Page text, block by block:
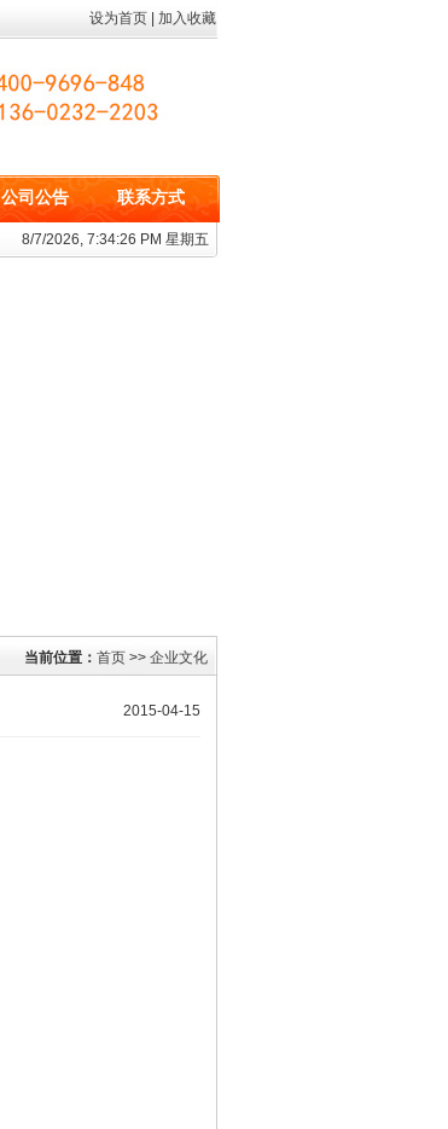
设为首页 加入收藏
公司公告 联系方式
8/7/2026, 7:34:26 PM 星期五
当前位置： 首页 >> 企业文化
2015-04-15